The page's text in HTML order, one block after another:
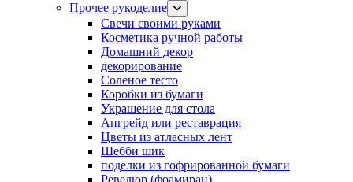
Прочее рукоделие
Свечи своими руками
Косметика ручной работы
Домашний декор
декорирование
Соленое тесто
Коробки из бумаги
Украшение для стола
Апгрейд или реставрация
Цветы из атласных лент
Шебби шик
поделки из гофрированной бумаги
Ревелюр (фоамиран)